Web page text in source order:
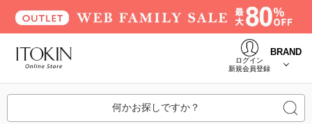
ログイン
新規会員登録
BRAND
何かお探しですか？